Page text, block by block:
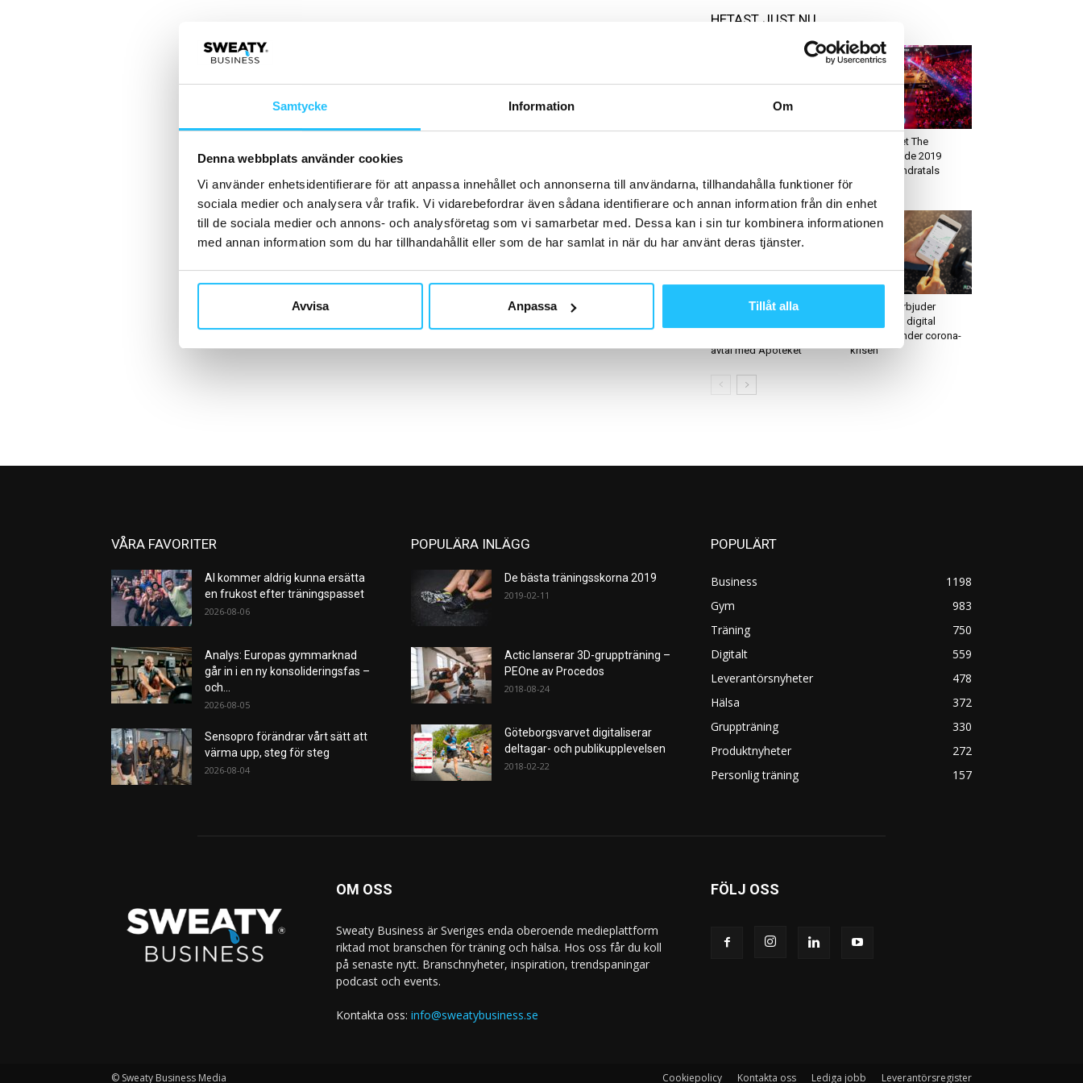
Samtycke Information Om
Denna webbplats använder cookies
Vi använder enhetsidentifierare för att anpassa innehållet och annonserna till användarna, tillhandahålla funktioner för
sociala medier och analysera vår trafik. Vi vidarebefordrar även sådana identifierare och annan information från din enhet
till de sociala medier och annons- och analysföretag som vi samarbetar med. Dessa kan i sin tur kombinera informationen
med annan information som du har tillhandahållit eller som de har samlat in när du har använt deras tjänster.
Avvisa Anpassa Tillåt alla
HETAST JUST NU
Cykeleventet The
Evolution Ride 2019
lockade hundratals
cykelfans
Business
Hudvårdsmärket Moss &
avtal med Apoteket
Digitalt
Advagym erbjuder
kostnadsfri digital
plattform under corona-
krisen
VÅRA FAVORITER
AI kommer aldrig kunna ersätta
en frukost efter träningspasset
2026-08-06
Analys: Europas gymmarknad
går in i en ny konsolideringsfas –
och...
2026-08-05
Sensopro förändrar vårt sätt att
värma upp, steg för steg
2026-08-04
POPULÄRA INLÄGG
De bästa träningsskorna 2019
2019-02-11
Actic lanserar 3D-gruppträning –
PEOne av Procedos
2018-08-24
Göteborgsvarvet digitaliserar
deltagar- och publikupplevelsen
2018-02-22
POPULÄRT
Business
1198
Gym
983
Träning
750
Digitalt
559
Leverantörsnyheter
478
Hälsa
372
Gruppträning
330
Produktnyheter
272
Personlig träning
157
OM OSS
Sweaty Business är Sveriges enda oberoende medieplattform
riktad mot branschen för träning och hälsa. Hos oss får du koll
på senaste nytt. Branschnyheter, inspiration, trendspaningar
podcast och events.
Kontakta oss: info@sweatybusiness.se
FÖLJ OSS
Cookiepolicy Kontakta oss Lediga jobb Leverantörsregister
© Sweaty Business Media